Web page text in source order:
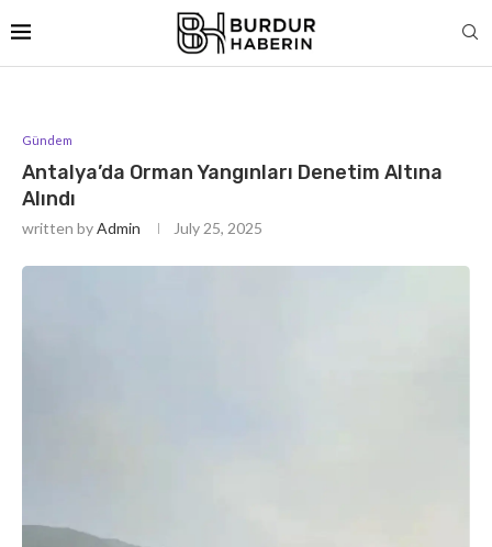
Gündem
Antalya’da Orman Yangınları Denetim Altına
Alındı
written byAdmin July 25, 2025